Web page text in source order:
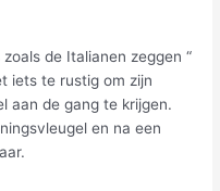
de Italianen zeggen “
iets te rustig om zijn
aan de gang te krijgen.
en na een